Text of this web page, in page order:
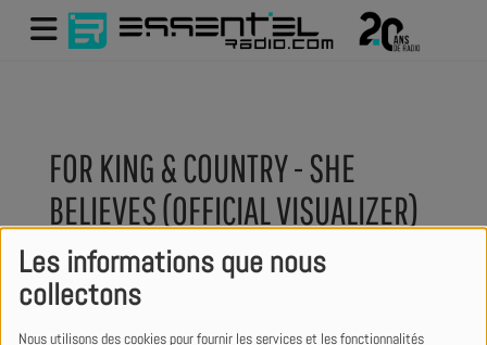
Les informations que nous
collectons
Nous utilisons des cookies pour fournir les services et les fonctionnalités
FOR KING & COUNTRY - SHE
BELIEVES (OFFICIAL VISUALIZER)